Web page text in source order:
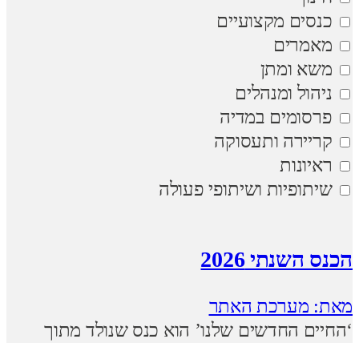
כנסים מקצועיים
מאמרים
משא ומתן
ניהול ומנהלים
פרסומים במדיה
קריירה ותעסוקה
ראיונות
שיתופיות ושיתופי פעולה
הכנס השנתי 2026
מאת: מערכת האתר
‘החיים החדשים שלנו’ הוא כנס שנולד מתוך